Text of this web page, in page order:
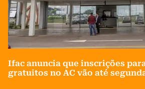
Ifac anuncia que inscrições
gratuitos no AC vão até